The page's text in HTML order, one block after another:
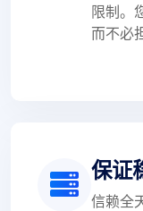
限制。
而不必
保证
信赖全